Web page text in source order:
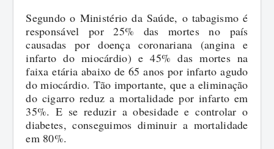
Segundo o Ministério da Saúde, o tabagismo é
responsável por 25% das mortes no país
causadas por doença coronariana (angina e
infarto do miocárdio) e 45% das mortes na
faixa etária abaixo de 65 anos por infarto agudo
do miocárdio. Tão importante, que a eliminação
do cigarro reduz a mortalidade por infarto em
35%. E se reduzir a obesidade e controlar o
diabetes, conseguimos diminuir a mortalidade
em 80%.